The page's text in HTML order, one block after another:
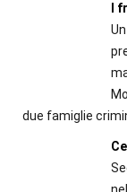
I
due famiglie